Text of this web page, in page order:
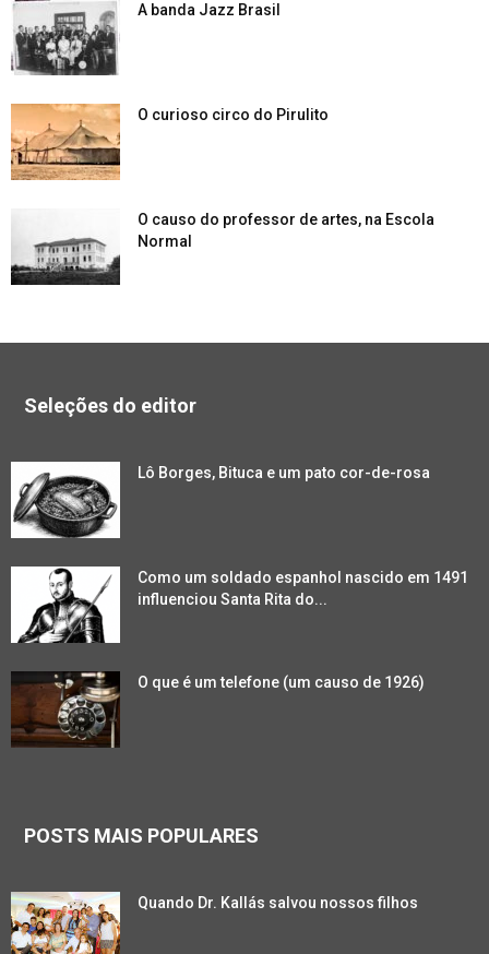
A banda Jazz Brasil
O curioso circo do Pirulito
O causo do professor de artes, na Escola
Normal
Seleções do editor
Lô Borges, Bituca e um pato cor-de-rosa
Como um soldado espanhol nascido em 1491
influenciou Santa Rita do...
O que é um telefone (um causo de 1926)
POSTS MAIS POPULARES
Quando Dr. Kallás salvou nossos filhos